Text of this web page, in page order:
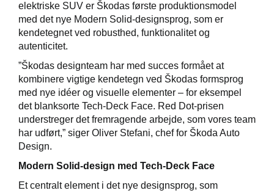
elektriske SUV er Škodas første produktionsmodel
med det nye Modern Solid-designsprog, som er
kendetegnet ved robusthed, funktionalitet og
autenticitet.
”Škodas designteam har med succes formået at
kombinere vigtige kendetegn ved Škodas formsprog
med nye idéer og visuelle elementer – for eksempel
det blanksorte Tech-Deck Face. Red Dot-prisen
understreger det fremragende arbejde, som vores team
har udført,” siger Oliver Stefani, chef for Škoda Auto
Design.
Modern Solid-design med Tech-Deck Face
Et centralt element i det nye designsprog, som